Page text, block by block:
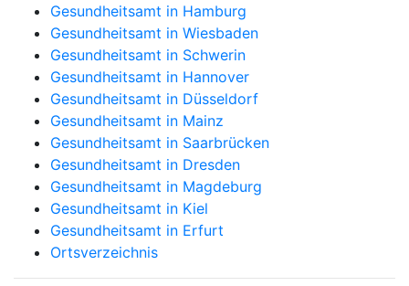
Gesundheitsamt in Hamburg
Gesundheitsamt in Wiesbaden
Gesundheitsamt in Schwerin
Gesundheitsamt in Hannover
Gesundheitsamt in Düsseldorf
Gesundheitsamt in Mainz
Gesundheitsamt in Saarbrücken
Gesundheitsamt in Dresden
Gesundheitsamt in Magdeburg
Gesundheitsamt in Kiel
Gesundheitsamt in Erfurt
Ortsverzeichnis